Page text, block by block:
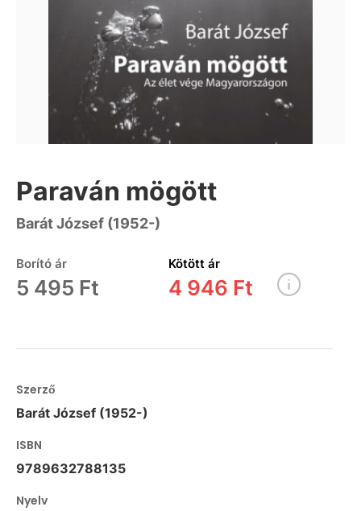
Paraván mögött
Barát József (1952-)
Borító ár
5 495 Ft
Kötött ár
4 946 Ft
Szerző
Barát József (1952-)
ISBN
9789632788135
Nyelv